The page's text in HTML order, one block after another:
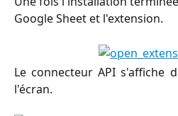
Google Sheet et l'extension.
Le connecteur API s'affiche
l'écran.